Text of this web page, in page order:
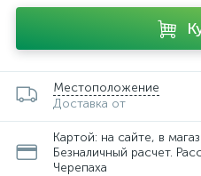
Местоположение
Доставка от
Картой: на сайте, в
Безналичный расчет.
Черепаха